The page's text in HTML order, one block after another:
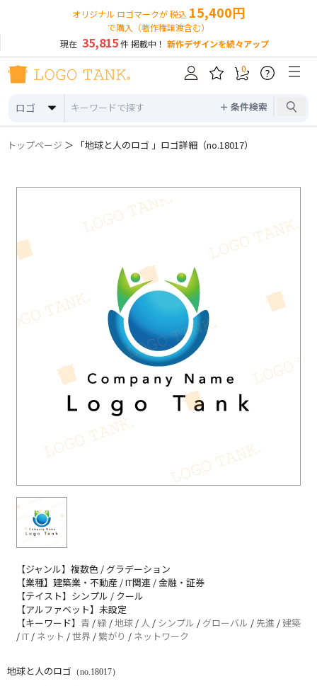
オリジナル ロゴマークが 税込 15,400円
で購入（著作権譲渡含む）
現在 35,815件 掲載中！ 新作デザインを続々アップ
ロゴ ＋ 条件検索
0 ?
トップページ ＞ 「地球と人のロゴ 」ロゴ詳細（no.18017）
【ジャンル】複数色 / グラデーション
【業種】建築業・不動産 / IT関連 / 金融・証券
【テイスト】シンプル / クール
【アルファベット】未設定
【キーワード】 青 /緑 /地球 / 人 / シンプル / グローバル / 先進 /建築
/IT / ネット /世界 /繋がり / ネットワーク
地球と人のロゴ （no.18017）